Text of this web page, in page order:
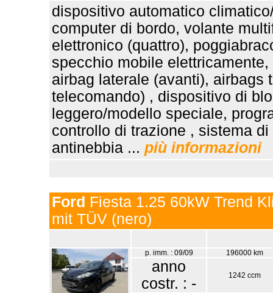
dispositivo automatico
computer di bordo, volante
elettronico (quattro),
specchio mobile
airbag laterale (avanti), airbags
telecomando) , dispositivo di
leggero/modello speciale,
controllo di trazione , sistema
antinebbia ... più informazioni
Ford Fiesta 1.25 60kW Trend
mit TÜV (nero)
p. imm. : 09/09 196000 km
anno
costr. : -
1242 ccm